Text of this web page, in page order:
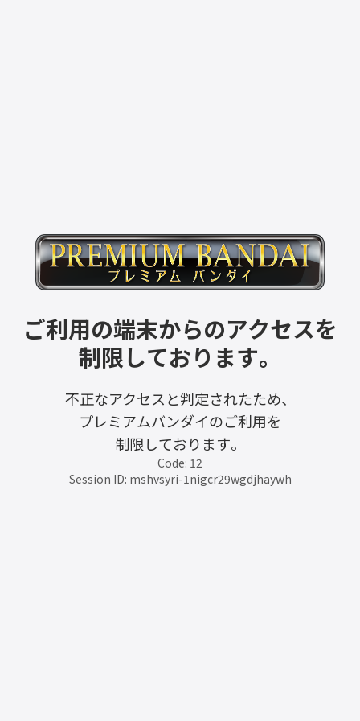
ご利用の端末からのアクセスを
制限しております。
不正なアクセスと判定されたため、
プレミアムバンダイのご利用を
制限しております。
Code: 12
Session ID: mshvsyri-1nigcr29wgdjhaywh